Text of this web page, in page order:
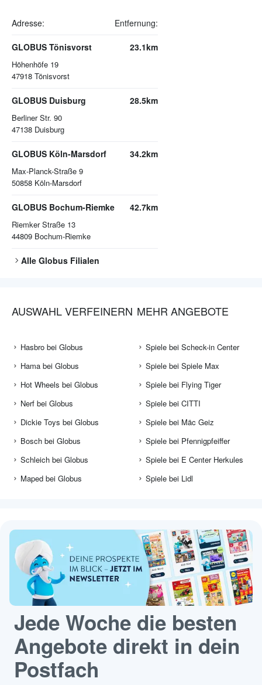
Adresse: Entfernung:
GLOBUS Tönisvorst
Höhenhöfe 19
47918 Tönisvorst
23.1km
GLOBUS Duisburg
Berliner Str. 90
47138 Duisburg
28.5km
GLOBUS Köln-Marsdorf
Max-Planck-Straße 9
50858 Köln-Marsdorf
34.2km
GLOBUS Bochum-Riemke
Riemker Straße 13
44809 Bochum-Riemke
42.7km
Alle Globus Filialen
AUSWAHL VERFEINERN
Hasbro bei Globus
Hama bei Globus
Hot Wheels bei Globus
Nerf bei Globus
Dickie Toys bei Globus
Bosch bei Globus
Schleich bei Globus
Maped bei Globus
MEHR ANGEBOTE
Spiele bei Scheck-in Center
Spiele bei Spiele Max
Spiele bei Flying Tiger
Spiele bei CITTI
Spiele bei Mäc Geiz
Spiele bei Pfennigpfeiffer
Spiele bei E Center Herkules
Spiele bei Lidl
Jede Woche die besten
Angebote direkt in dein
Postfach